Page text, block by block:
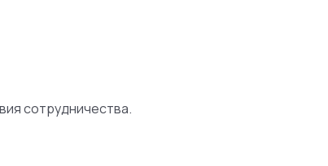
сотрудничества.